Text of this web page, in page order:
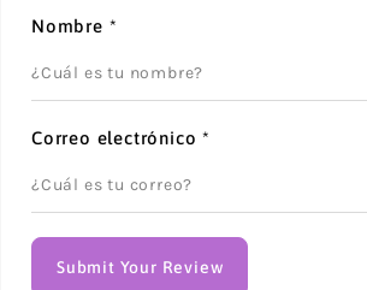
Nombre *
Correo electrónico*
Submit Your Review